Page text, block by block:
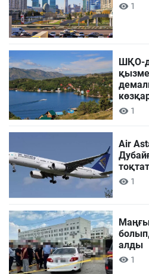
1
ШҚО-
1
Air
1
алды
1